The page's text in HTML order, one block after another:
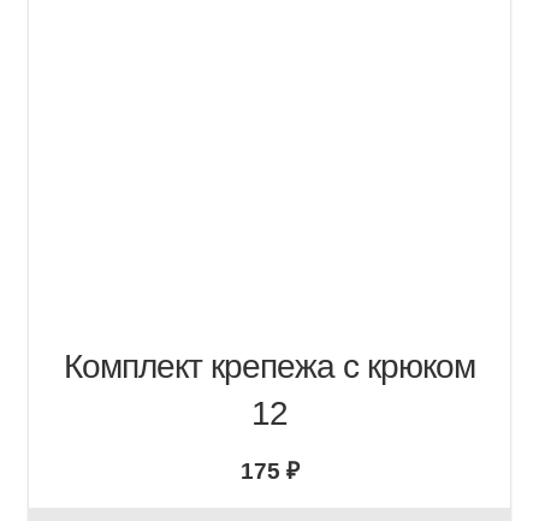
Комплект крепежа с крюком
12
175 ₽